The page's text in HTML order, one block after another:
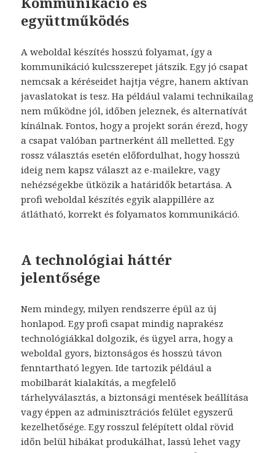
együttműködés
A weboldal készítés hosszú folyamat, így a
kommunikáció kulcsszerepet játszik. Egy jó csapat
nemcsak a kéréseidet hajtja végre, hanem aktívan
javaslatokat is tesz. Ha például valami technikailag
nem működne jól, időben jeleznek, és alternatívát
kínálnak. Fontos, hogy a projekt során érezd, hogy
a csapat valóban partnerként áll melletted. Egy
rossz választás esetén előfordulhat, hogy hosszú
ideig nem kapsz választ az e-mailekre, vagy
nehézségekbe ütközik a határidők betartása. A
profi weboldal készítés egyik alappillére az
átlátható, korrekt és folyamatos kommunikáció.
A technológiai háttér
jelentősége
Nem mindegy, milyen rendszerre épül az új
honlapod. Egy profi csapat mindig naprakész
technológiákkal dolgozik, és ügyel arra, hogy a
weboldal gyors, biztonságos és hosszú távon
fenntartható legyen. Ide tartozik például a
mobilbarát kialakítás, a megfelelő
tárhelyválasztás, a biztonsági mentések beállítása
vagy éppen az adminisztrációs felület egyszerű
kezelhetősége. Egy rosszul felépített oldal rövid
időn belül hibákat produkálhat, lassú lehet vagy